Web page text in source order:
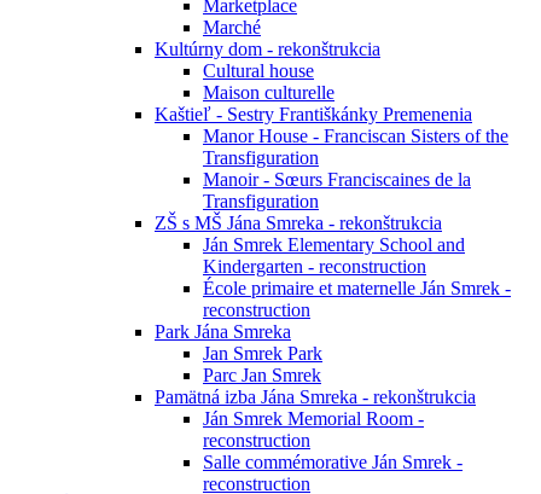
Marketplace
Marché
Kultúrny dom - rekonštrukcia
Cultural house
Maison culturelle
Kaštieľ - Sestry Františkánky Premenenia
Manor House - Franciscan Sisters of the
Transfiguration
Manoir - Sœurs Franciscaines de la
Transfiguration
ZŠ s MŠ Jána Smreka - rekonštrukcia
Ján Smrek Elementary School and
Kindergarten - reconstruction
École primaire et maternelle Ján Smrek -
reconstruction
Park Jána Smreka
Jan Smrek Park
Parc Jan Smrek
Pamätná izba Jána Smreka - rekonštrukcia
Ján Smrek Memorial Room -
reconstruction
Salle commémorative Ján Smrek -
reconstruction